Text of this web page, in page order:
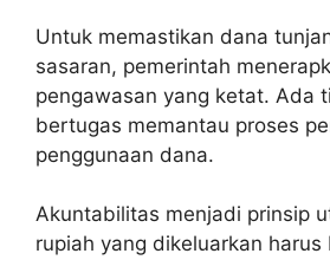
Untuk memastikan dana
sasaran, pemerintah
pengawasan yang ketat. Ada
bertugas memantau proses
penggunaan dana.
Akuntabilitas menjadi prinsip
rupiah yang dikeluarkan harus